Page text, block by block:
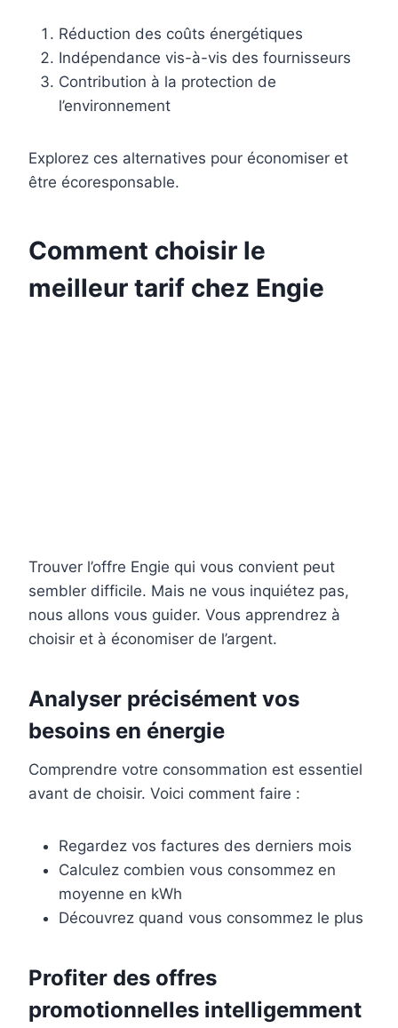
Réduction des coûts énergétiques
Indépendance vis-à-vis des fournisseurs
Contribution à la protection de
l’environnement
Explorez ces alternatives pour économiser et
être écoresponsable.
Comment choisir le
meilleur tarif chez Engie
Trouver l’offre Engie qui vous convient peut
sembler difficile. Mais ne vous inquiétez pas,
nous allons vous guider. Vous apprendrez à
choisir et à économiser de l’argent.
Analyser précisément vos
besoins en énergie
Comprendre votre consommation est essentiel
avant de choisir. Voici comment faire :
Regardez vos factures des derniers mois
Calculez combien vous consommez en
moyenne en kWh
Découvrez quand vous consommez le plus
Profiter des offres
promotionnelles intelligemment